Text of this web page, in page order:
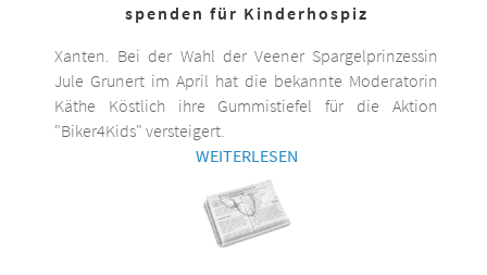
spenden für Kinderhospiz
Xanten. Bei der Wahl der Veener Spargelprinzessin
Jule Grunert im April hat die bekannte Moderatorin
Käthe Köstlich ihre Gummistiefel für die Aktion
"Biker4Kids" versteigert.
WEITERLESEN